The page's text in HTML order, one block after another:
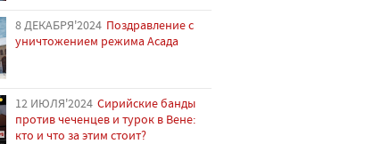
8 ДЕКАБРЯ'2024 Поздравление с
уничтожением режима Асада
12 ИЮЛЯ'2024 Сирийские банды
против чеченцев и турок в Вене:
кто и что за этим стоит?